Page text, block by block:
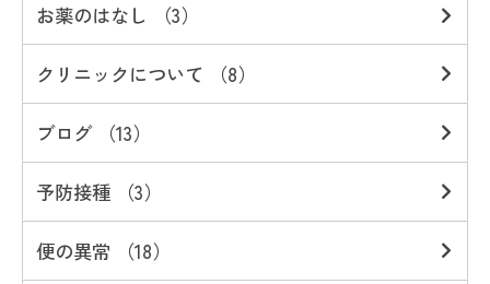
お薬のはなし （3）
クリニックについて （8）
ブログ （13）
予防接種 （3）
便の異常 （18）